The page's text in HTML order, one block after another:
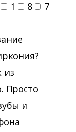
1 8
7
из
Просто
и